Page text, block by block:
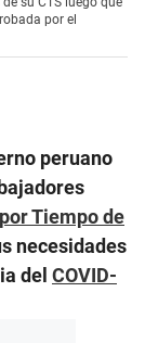
por el
peruano
Tiempo de
necesidades
del COVID-